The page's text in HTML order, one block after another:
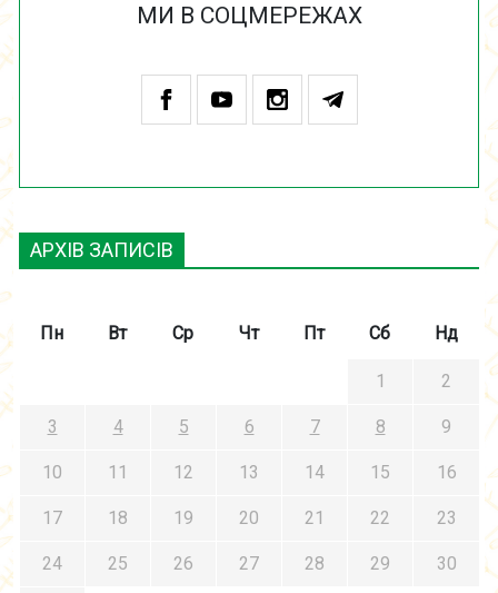
МИ В СОЦМЕРЕЖАХ
АРХІВ ЗАПИСІВ
Пн Вт Ср Чт Пт Сб Нд
1 2
3 4 5 6 7 8 9
10 11 12 13 14 15 16
17 18 19 20 21 22 23
24 25 26 27 28 29 30